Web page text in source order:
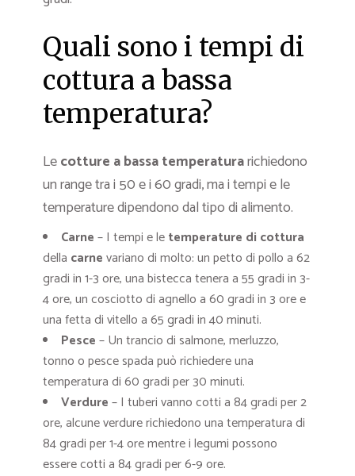
Quali sono i tempi di
cottura a bassa
temperatura?
Lecotture a bassa temperaturarichiedono
un range tra i 50 e i 60 gradi, ma i tempi e le
temperature dipendono dal tipo di alimento.
Carne– I tempi e letemperature di cottura
della carnevariano di molto: un petto di pollo a 62
gradi in 1-3 ore, una bistecca tenera a 55 gradi in 3-
4 ore, un cosciotto di agnello a 60 gradi in 3 ore e
una fetta di vitello a 65 gradi in 40 minuti.
Pesce– Un trancio di salmone, merluzzo,
tonno o pesce spada può richiedere una
temperatura di 60 gradi per 30 minuti.
Verdure– I tuberi vanno cotti a 84 gradi per 2
ore, alcune verdure richiedono una temperatura di
84 gradi per 1-4 ore mentre i legumi possono
essere cotti a 84 gradi per 6-9 ore.